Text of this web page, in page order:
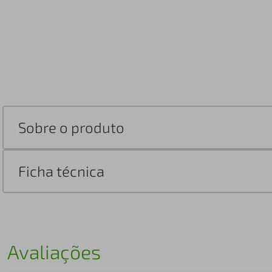
Sobre o produto
Ficha técnica
Avaliações